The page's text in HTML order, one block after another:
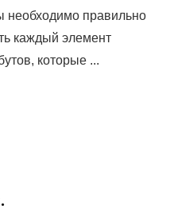
необходимо правильно
каждый элемент
которые ...